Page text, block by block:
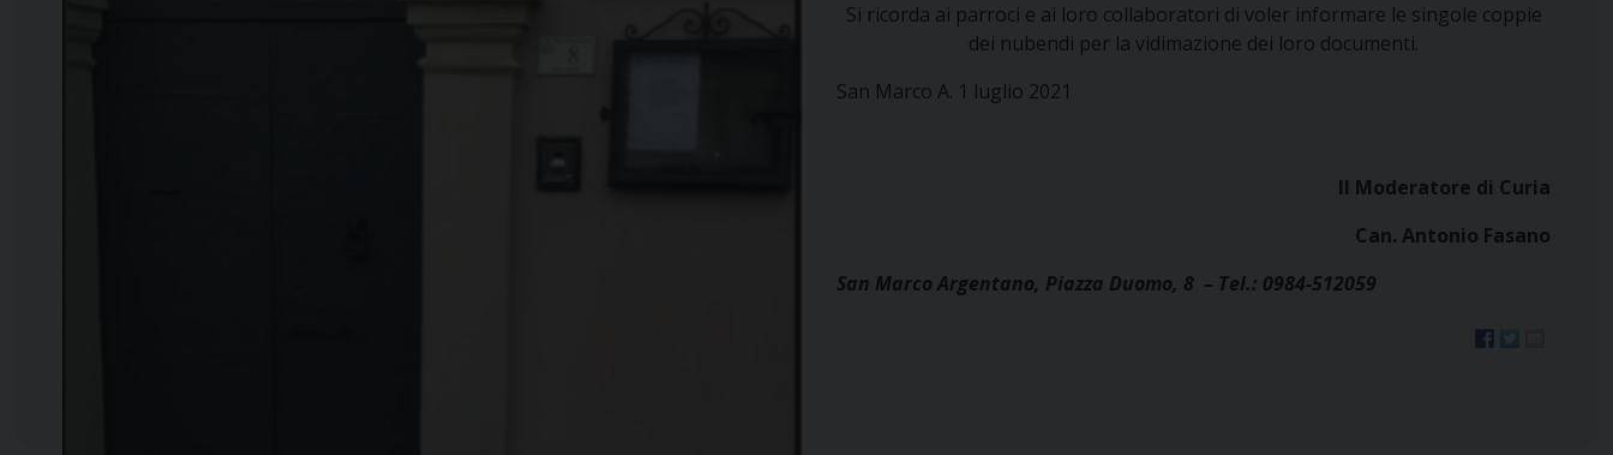
Si ricorda ai parroci e ai loro collaboratori di voler informare le singole coppie
dei nubendi per la vidimazione dei loro documenti.
San Marco A. 1 luglio 2021
Il Moderatore di Curia
Can. Antonio Fasano
San Marco Argentano, Piazza Duomo, 8 – Tel.: 0984-512059